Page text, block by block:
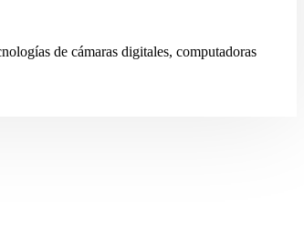
de cámaras digitales, computadoras